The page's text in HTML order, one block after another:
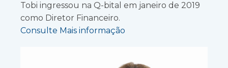
Tobi ingressou na Q-bital em janeiro de 2019
como Diretor Financeiro.
Consulte Mais informação